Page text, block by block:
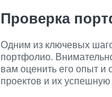
Проверка
Одним из ключевых
портфолио.
вам оценить его опыт
проектов и их